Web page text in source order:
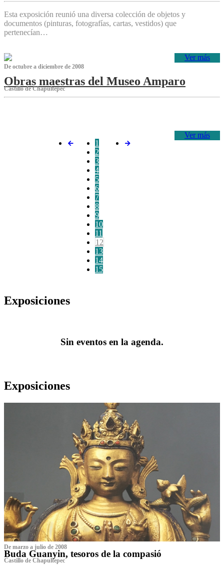
Esta exposición reunió una diversa colección de objetos y
documentos (pinturas, fotografías, cartas, vestidos) que
pertenecían…
Ver más
De octubre a diciembre de 2008
Obras maestras del Museo Amparo
Castillo de Chapultepec
Ver más
1
2
3
4
5
6
7
8
9
10
11
12
13
14
15
Exposiciones
Sin eventos en la agenda.
Exposiciones
De marzo a julio de 2008
Buda Guanyin, tesoros de la compasió
Castillo de Chapultepec